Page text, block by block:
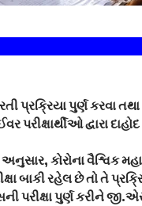
પુર્ણ કરવા તથા
પરીક્ષાર્થીઓ દ્વારા
કોરોના વૈશ્વિક
બાકી રહેલ છે તો તે
પુર્ણ કરીને